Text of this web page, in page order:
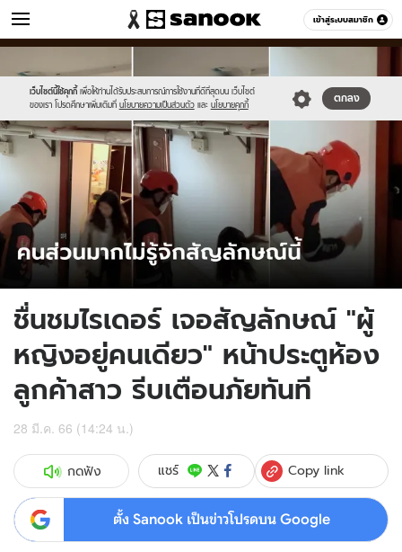
เข้าสู่ระบบสมาชิก
ข่าว หมวดอื่นๆ
เว็บไซต์นี้ใช้คุกกี้ เพื่อให้ท่านได้รับประสบการณ์การใช้งานที่ดีที่สุดบน เว็บไซต์
ของเรา โปรดศึกษาเพิ่มเติมที่ นโยบายความเป็นส่วนตัว และ นโยบายคุกกี้
ตกลง
new-
sanook.png
ชื่นชมไรเดอร์ เจอสัญลักษณ์ "ผู้
หญิงอยู่คนเดียว" หน้าประตูห้อง
ลูกค้าสาว รีบเตือนภัยทันที
28 มี.ค. 66 (14:24 น.)
กดฟัง แชร์ Copy link
ตั้ง Sanook เป็นข่าวโปรดบน Google